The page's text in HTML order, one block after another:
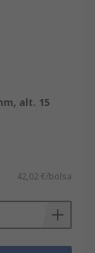
alt. 15
42,02 €/bolsa